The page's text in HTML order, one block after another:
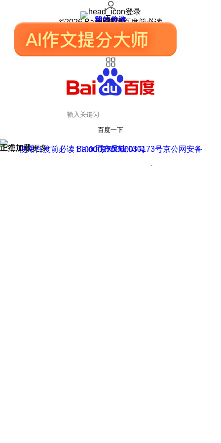
登录
我的关注
我的收藏
皮肤中心
用户反馈
设置
©2026 Baidu 使用百度前必读
百度一下
正在加载
上滑加载更多 用户反馈
使用百度前必读 Baidu 京ICP证030173号
京公网安备11000002000001号